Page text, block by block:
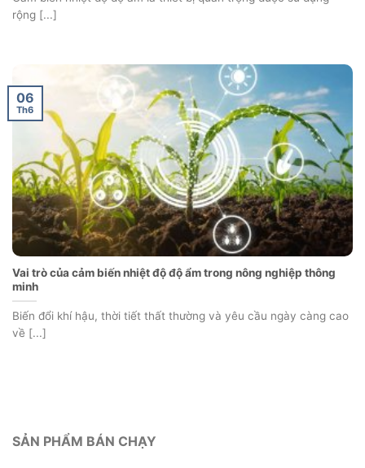
rộng [...]
Vai trò của cảm biến nhiệt độ độ ẩm trong nông nghiệp thông
minh
Biến đổi khí hậu, thời tiết thất thường và yêu cầu ngày càng cao
về [...]
06
Th6
SẢN PHẨM BÁN CHẠY